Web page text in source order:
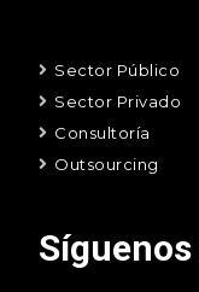
Sector Público
Sector Privado
Consultoría
Outsourcing
Síguenos